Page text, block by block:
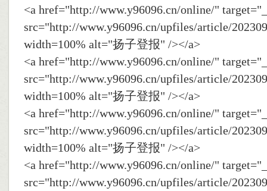
<a href="http://www.y96096.cn/online/"
src="http://www.y96096.cn/upfiles/article/
width=100% alt="扬子登报" /></a>
<a href="http://www.y96096.cn/online/"
src="http://www.y96096.cn/upfiles/article/
width=100% alt="扬子登报" /></a>
<a href="http://www.y96096.cn/online/"
src="http://www.y96096.cn/upfiles/article/
width=100% alt="扬子登报" /></a>
<a href="http://www.y96096.cn/online/"
src="http://www.y96096.cn/upfiles/article/